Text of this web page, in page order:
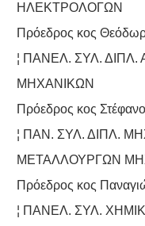
ΗΛΕΚΤΡΟΛΟΓΩΝ
Πρόεδρος κος
¦ ΠΑΝΕΛ. ΣΥΛ.
ΜΗΧΑΝΙΚΩΝ
Πρόεδρος κος
¦ ΠΑΝ. ΣΥΛ. ΔΙΠΛ.
ΜΕΤΑΛΛΟΥΡΓΩΝ
Πρόεδρος κος
¦ ΠΑΝΕΛ. ΣΥΛ.